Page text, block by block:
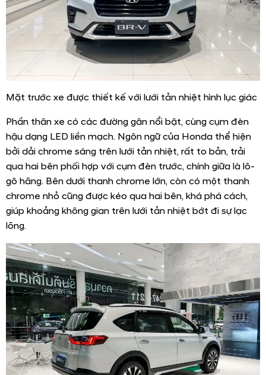
Mặt trước xe được thiết kế với lưới tản nhiệt hình lục giác
Phần thân xe có các đường gân nổi bật, cùng cụm đèn
hậu dạng LED liền mạch. Ngôn ngữ của Honda thể hiện
bởi dải chrome sáng trên lưới tản nhiệt, rất to bản, trải
qua hai bên phối hợp với cụm đèn trước, chính giữa là lô-
gô hãng. Bên dưới thanh chrome lớn, còn có một thanh
chrome nhỏ cũng được kéo qua hai bên, khá phá cách,
giúp khoảng không gian trên lưới tản nhiệt bớt đi sự lạc
lõng.